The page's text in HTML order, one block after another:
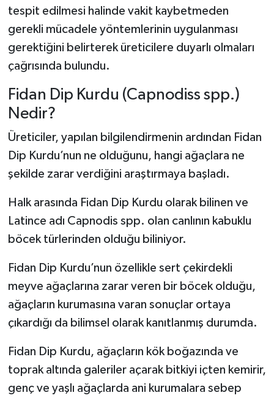
tespit edilmesi halinde vakit kaybetmeden
gerekli mücadele yöntemlerinin uygulanması
gerektiğini belirterek üreticilere duyarlı olmaları
çağrısında bulundu.
Fidan Dip Kurdu (Capnodiss spp.)
Nedir?
Üreticiler, yapılan bilgilendirmenin ardından Fidan
Dip Kurdu’nun ne olduğunu, hangi ağaçlara ne
şekilde zarar verdiğini araştırmaya başladı.
Halk arasında Fidan Dip Kurdu olarak bilinen ve
Latince adı Capnodis spp. olan canlının kabuklu
böcek türlerinden olduğu biliniyor.
Fidan Dip Kurdu’nun özellikle sert çekirdekli
meyve ağaçlarına zarar veren bir böcek olduğu,
ağaçların kurumasına varan sonuçlar ortaya
çıkardığı da bilimsel olarak kanıtlanmış durumda.
Fidan Dip Kurdu, ağaçların kök boğazında ve
toprak altında galeriler açarak bitkiyi içten kemirir,
genç ve yaşlı ağaçlarda ani kurumalara sebep